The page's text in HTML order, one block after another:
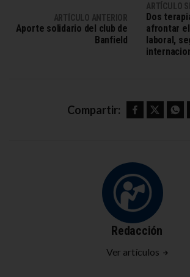
ARTÍCULO ANTERIOR
Aporte solidario del club de
Banfield
ARTÍCULO
Dos
afrontar
laboral,
Compartir: Facebook Twitter WhatsApp
Redacción
Ver artículos